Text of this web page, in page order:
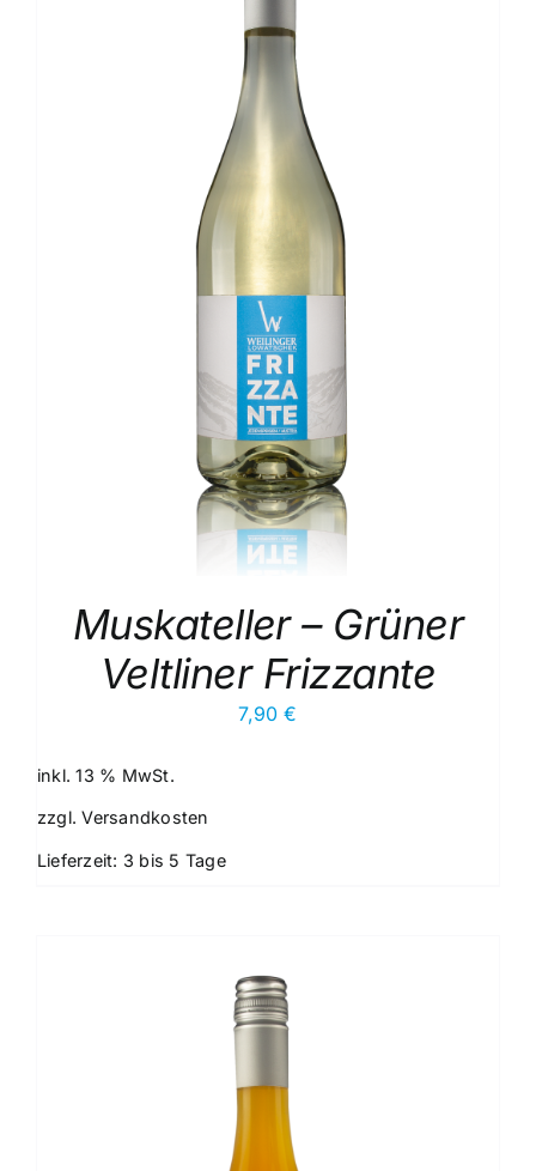
Muskateller – Grüner
Veltliner Frizzante
7,90€
inkl. 13 % MwSt.
zzgl.Versandkosten
Lieferzeit: 3 bis 5 Tage